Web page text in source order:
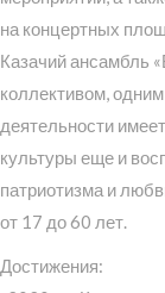
на концертных
Казачий ансамбль
коллективом,
деятельности
культуры еще и
патриотизма и
от 17 до 60 лет.
Достижения: